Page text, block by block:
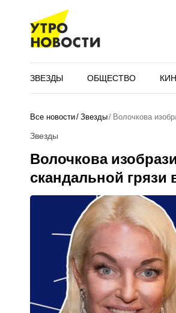
ЗВЕЗДЫ ОБЩЕСТВО
Все новости Звезды Волочкова
Звезды
Волочкова
скандальной грязи